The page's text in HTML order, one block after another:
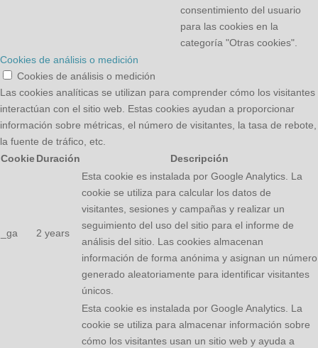
consentimiento del usuario
para las cookies en la
categoría "Otras cookies".
Cookies de análisis o medición
Cookies de análisis o medición
Las cookies analíticas se utilizan para comprender cómo los visitantes
interactúan con el sitio web. Estas cookies ayudan a proporcionar
información sobre métricas, el número de visitantes, la tasa de rebote,
la fuente de tráfico, etc.
CookieDuración Descripción
_ga 2 years
Esta cookie es instalada por Google Analytics. La
cookie se utiliza para calcular los datos de
visitantes, sesiones y campañas y realizar un
seguimiento del uso del sitio para el informe de
análisis del sitio. Las cookies almacenan
información de forma anónima y asignan un número
generado aleatoriamente para identificar visitantes
únicos.
Esta cookie es instalada por Google Analytics. La
cookie se utiliza para almacenar información sobre
cómo los visitantes usan un sitio web y ayuda a